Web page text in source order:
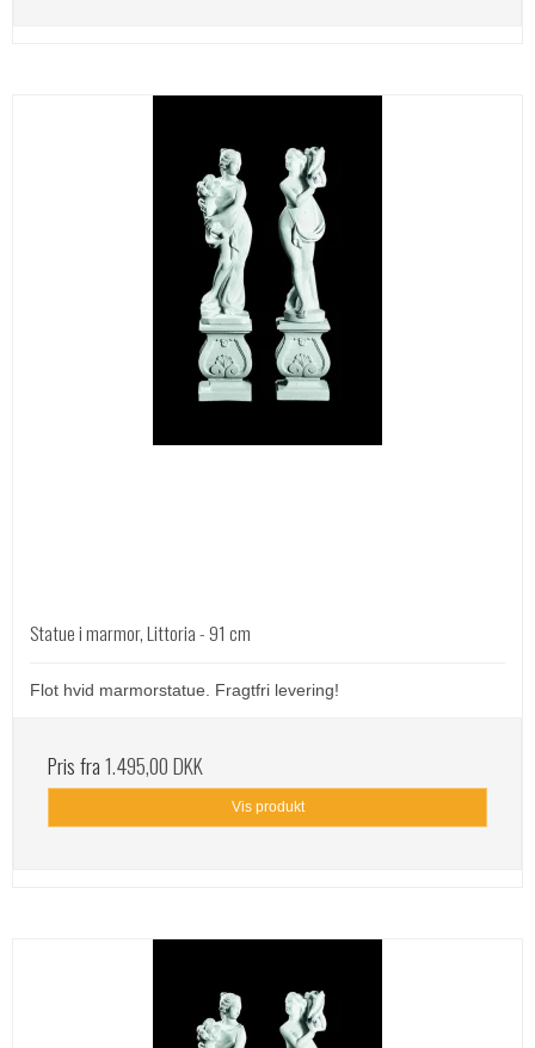
Statue i marmor, Littoria - 91 cm
Flot hvid marmorstatue. Fragtfri levering!
Pris fra1.495,00 DKK
Vis produkt